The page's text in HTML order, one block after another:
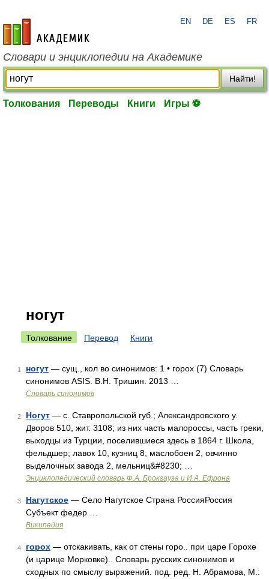
academic.ru
EN DE ES FR
Словари и энциклопедии на Академике
Найти!
Толкования Переводы Книги Игры ⚽
ногут
Толкование Перевод Книги
1 ногут — сущ., кол во синонимов: 1 • горох (7) Словарь
синонимов ASIS. В.Н. Тришин. 2013 …
Словарь синонимов
2 Ногут — с. Ставропольской губ.; Александровского у.
Дворов 510, жит. 3108; из них часть малороссы, часть греки,
выходцы из Турции, поселившиеся здесь в 1864 г. Школа,
фельдшер; лавок 10, кузниц 8, маслобоен 2, овчинно
выделочных завода 2, мельниц&#8230; …
Энциклопедический словарь Ф.А. Брокгауза и И.А. Ефрона
3 Нагутское — Село Нагутское Страна РоссияРоссия
Субъект федер …
Википедия
4 горох — отскакивать, как от стены горо.. при царе Горохе
(и царице Морковке).. Словарь русских синонимов и
сходных по смыслу выражений. под. ред. Н. Абрамова, М.: